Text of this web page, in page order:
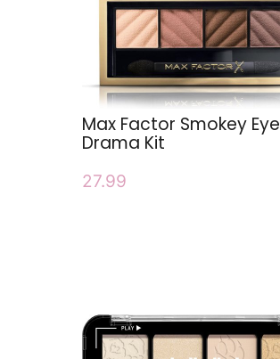
Max Factor Smokey Eye
Drama Kit
27.99